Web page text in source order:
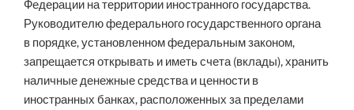
Федерации на территории иностранного государства.
Руководителю федерального государственного органа
в порядке, установленном федеральным законом,
запрещается открывать и иметь счета (вклады), хранить
наличные денежные средства и ценности в
иностранных банках, расположенных за пределами